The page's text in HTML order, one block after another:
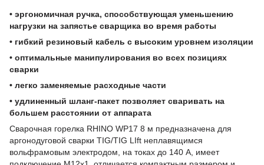
• эргономичная ручка, способствующая уменьшению
нагрузки на запястье сварщика во время работы
• гибкий резиновый кабель с высоким уровнем изоляции
• оптимальные манипулирования во всех позициях
сварки
• легко заменяемые расходные части
• удлиненный шланг-пакет позволяет сваривать на
большем расстоянии от аппарата
Сварочная горелка RHINO WP17 8 м предназначена для
аргонодуговой сварки TIG/TIG LIft неплавящимся
вольфрамовым электродом, на токах до 140 А, имеет